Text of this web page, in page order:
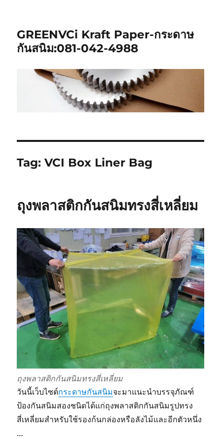
GREENVCi Kraft Paper-กระดาษ
กันสนิม:081-042-4988
Tag:VCI Box Liner Bag
ถุงพลาสติกกันสนิมทรงสี่เหลี่ยม
ถุงพลาสติกกันสนิมทรงสี่เหลี่ยม
วันนี้เว็บไซต์กระดาษกันสนิมจะมาแนะนำบรรจุภัณฑ์
ป้องกันสนิมสองชนิดได้แก่ถุงพลาสติกกันสนิมรูปทรง
สี่เหลี่ยมสำหรับใช้รองก้นกล่องหรือลังไม้และอีกตัวหนึ่ง
…